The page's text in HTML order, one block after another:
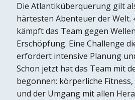
Die Atlantiküberquerung gilt
härtesten Abenteuer der Welt.
kämpft das Team gegen
Erschöpfung. Eine Challenge
erfordert intensive Planung
Schon jetzt hat das Team mit
begonnen: körperliche
und der Umgang mit allen